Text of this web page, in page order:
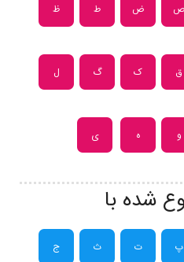
ص ض ط ظ
ق ک گ ل
و ه ی
شده با
پ ت ث ج